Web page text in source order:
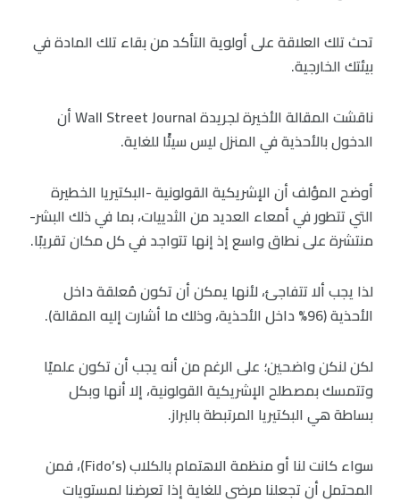
تحث تلك العلاقة على أولوية التأكد من بقاء تلك المادة في
بيئتك الخارجية.
ناقشت المقالة الأخيرة لجريدة Wall Street Journal أن
الدخول بالأحذية في المنزل ليس سيئًا للغاية.
أوضح المؤلف أن الإشريكية القولونية -البكتيريا الخطيرة
التي تتطور في أمعاء العديد من الثدييات، بما في ذلك البشر-
منتشرة على نطاق واسع إذ إنها تتواجد في كل مكان تقريبًا.
لذا يجب ألا تتفاجئ، لأنها يمكن أن تكون مُعلقة داخل
الأحذية (96% داخل الأحذية، وذلك ما أشارت إليه المقالة).
لكن لنكن واضحين؛ على الرغم من أنه يجب أن تكون علميًا
وتتمسك بمصطلح الإشريكية القولونية، إلا أنها وبكل
بساطة هي البكتيريا المرتبطة بالبراز.
سواء كانت لنا أو منظمة الاهتمام بالكلاب (Fido’s)، فمن
المحتمل أن تجعلنا مرضى للغاية إذا تعرضنا لمستويات